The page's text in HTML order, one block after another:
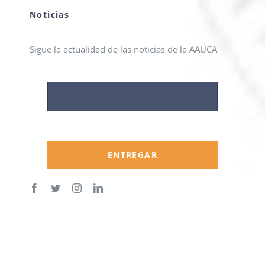
Noticias
Sigue la actualidad de las noticias de la AAUCA
ENTREGAR